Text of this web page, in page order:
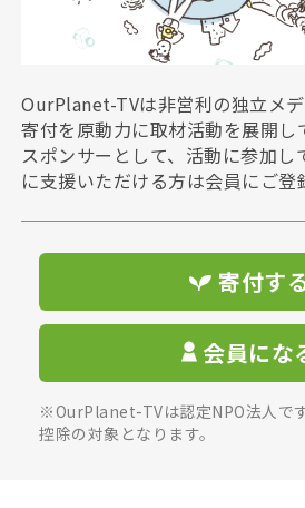
OurPlanet-TVは非営利の独立メ
寄付を原動力に取材活動を展開し
スポンサーとして、活動に参加し
に支援いただける方は会員にご登
寄付す
会員にな
※OurPlanet-TVは認定NPO法人で
控除の対象となります。